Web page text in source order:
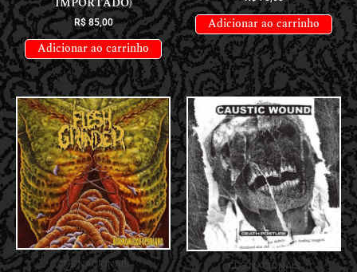
IMPORTADO)
R$85,00
Adicionar ao carrinho
Adicionar ao carrinho
CDS NACIONAIS CDS NACIONAIS